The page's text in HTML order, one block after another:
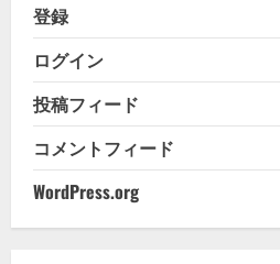
登録
ログイン
投稿フィード
コメントフィード
WordPress.org